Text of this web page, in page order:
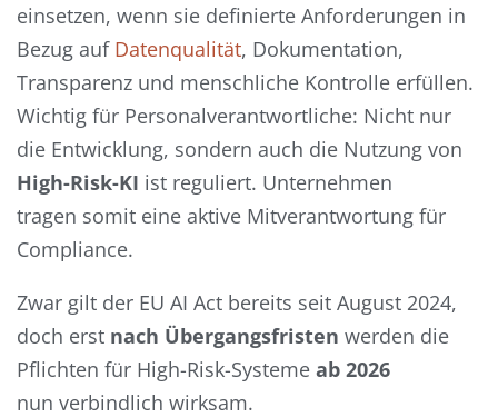
einsetzen, wenn sie definierte Anforderungen in
Bezug auf Datenqualität, Dokumentation,
Transparenz und menschliche Kontrolle erfüllen.
Wichtig für Personalverantwortliche: Nicht nur
die Entwicklung, sondern auch die Nutzung von
High-Risk-KI ist reguliert. Unternehmen
tragen somit eine aktive Mitverantwortung für
Compliance.
Zwar gilt der EU AI Act bereits seit August 2024,
doch erst nach Übergangsfristen werden die
Pflichten für High-Risk-Systeme ab 2026
nun verbindlich wirksam.